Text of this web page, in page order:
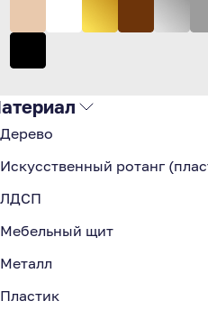
Дерево
Искусственный ротанг
ЛДСП
Мебельный щит
Металл
Пластик